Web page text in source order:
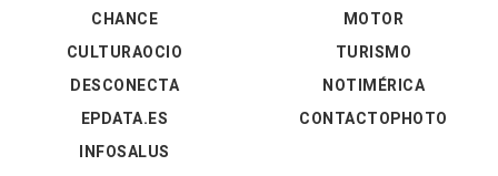
CHANCE
CULTURAOCIO
DESCONECTA
EPDATA.ES
INFOSALUS
MOTOR
TURISMO
NOTIMÉRICA
CONTACTOPHOTO